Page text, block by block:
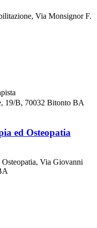
Via Monsignor F.
19/B, 70032 Bitonto BA
ed Osteopatia
Via Giovanni